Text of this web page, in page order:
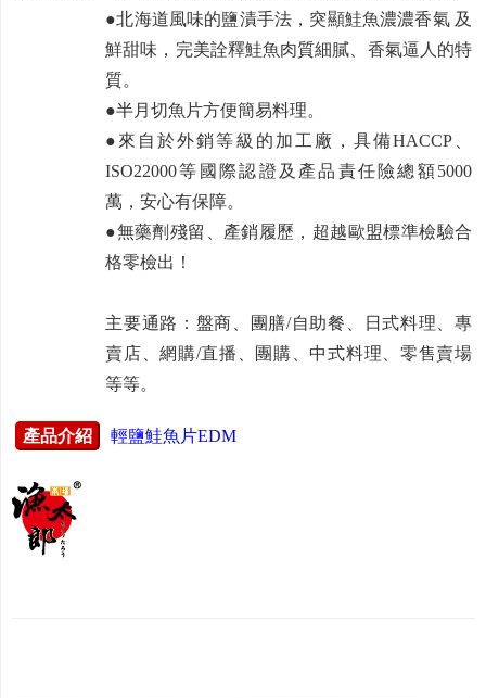
●北海道風味的鹽漬手法，突顯鮭魚濃濃香氣 及
鮮甜味，完美詮釋鮭魚肉質細膩、香氣逼人的特
質。
●半月切魚片方便簡易料理。
●來自於外銷等級的加工廠，具備HACCP、
ISO22000等國際認證及產品責任險總額5000
萬，安心有保障。
●無藥劑殘留、產銷履歷，超越歐盟標準檢驗合
格零檢出！
主要通路：盤商、團膳/自助餐、日式料理、專
賣店、網購/直播、團購、中式料理、零售賣場
等等。
產品介紹 輕鹽鮭魚片EDM